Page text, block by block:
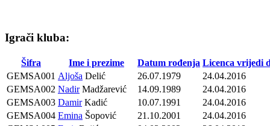
Igrači kluba:
Šifra Ime i prezime Datum rođenja Licenca vrijedi
GEMSA001 Aljoša Delić 26.07.1979
24.04.2016
GEMSA002 NadirMadžarević 14.09.1989
24.04.2016
GEMSA003 DamirKadić 10.07.1991
24.04.2016
GEMSA004 Emina Šopović 21.10.2001
24.04.2016